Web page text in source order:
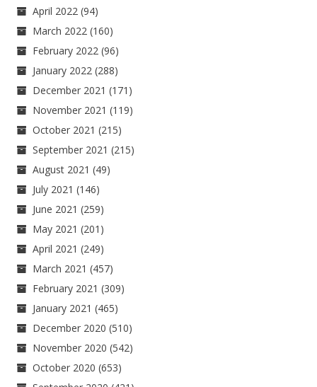
April 2022 (94)
March 2022 (160)
February 2022 (96)
January 2022 (288)
December 2021 (171)
November 2021 (119)
October 2021 (215)
September 2021 (215)
August 2021 (49)
July 2021 (146)
June 2021 (259)
May 2021 (201)
April 2021 (249)
March 2021 (457)
February 2021 (309)
January 2021 (465)
December 2020 (510)
November 2020 (542)
October 2020 (653)